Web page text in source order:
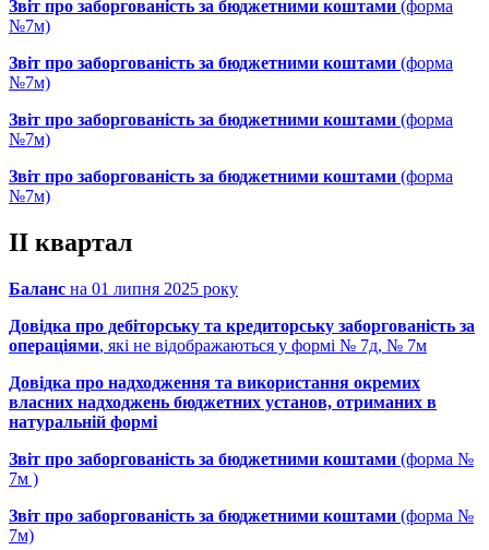
Звіт про заборгованість за бюджетними коштами (форма
№7м)
Звіт про заборгованість за бюджетними коштами (форма
№7м)
Звіт про заборгованість за бюджетними коштами (форма
№7м)
Звіт про заборгованість за бюджетними коштами (форма
№7м)
ІІ квартал
Баланс на 01 липня 2025 року
Довідка про дебіторську та кредиторську заборгованість за
операціями, які не відображаються у формі № 7д, № 7м
Довідка про надходження та використання окремих
власних надходжень бюджетних установ, отриманих в
натуральній формі
Звіт про заборгованість за бюджетними коштами (форма №
7м )
Звіт про заборгованість за бюджетними коштами (форма №
7м)